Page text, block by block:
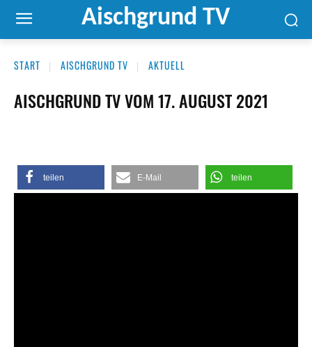
Aischgrund TV
START AISCHGRUND TV AKTUELL
AISCHGRUND TV VOM 17. AUGUST 2021
teilen E-Mail teilen